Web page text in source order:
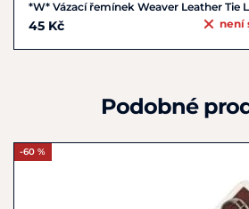
*W* Vázací řemínek Weaver Leather Tie
45 Kč není
Podobné
-60 %